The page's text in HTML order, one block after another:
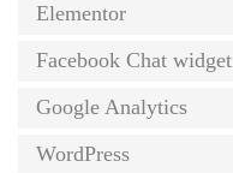
Elementor
Facebook Chat widget
Google Analytics
WordPress